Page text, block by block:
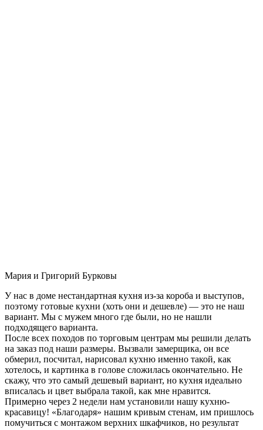
Мария и Григорий Бурковы
У нас в доме нестандартная кухня из-за короба и выступов,
поэтому готовые кухни (хоть они и дешевле) — это не наш
вариант. Мы с мужем много где были, но не нашли
подходящего варианта.
После всех походов по торговым центрам мы решили делать
на заказ под наши размеры. Вызвали замерщика, он все
обмерил, посчитал, нарисовал кухню именно такой, как
хотелось, и картинка в голове сложилась окончательно. Не
скажу, что это самый дешевый вариант, но кухня идеально
вписалась и цвет выбрала такой, как мне нравится.
Примерно через 2 недели нам установили нашу кухню-
красавицу! «Благодаря» нашим кривым стенам, им пришлось
помучиться с монтажом верхних шкафчиков, но результат